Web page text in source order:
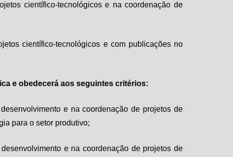
científico-tecnológicos e na coordenação de
científico-tecnológicos e com publicações no
e obedecerá aos seguintes critérios:
e na coordenação de projetos de
para o setor produtivo;
e na coordenação de projetos de